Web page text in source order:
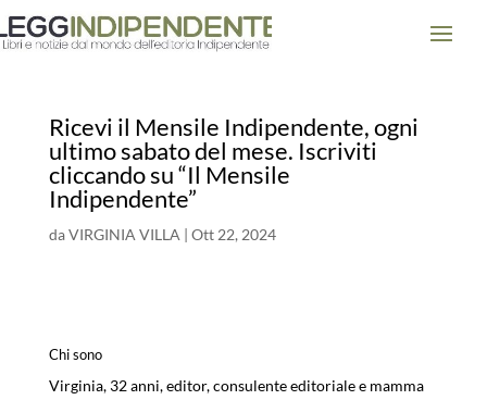
Ricevi il Mensile Indipendente, ogni
ultimo sabato del mese. Iscriviti
cliccando su “Il Mensile
Indipendente”
daVIRGINIA VILLA | Ott 22, 2024
Chi sono
Virginia, 32 anni, editor, consulente editoriale e mamma